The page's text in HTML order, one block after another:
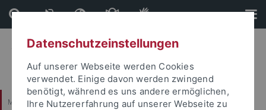
Direkt
zum
Inhalt
Direkt
zur
Fußleiste
Mathematisch-Naturwissenschaftliche Fakultät
Datenschutzeinstellungen
Auf unserer Webseite werden Cookies
verwendet. Einige davon werden zwingend
benötigt, während es uns andere ermöglichen,
Ihre Nutzererfahrung auf unserer Webseite zu